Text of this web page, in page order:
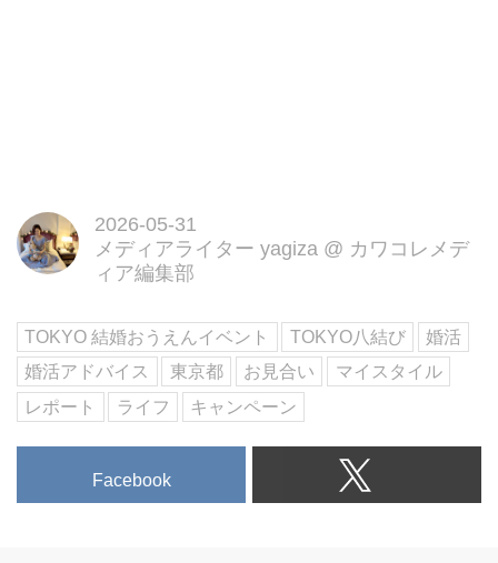
2026-05-31
メディアライター yagiza @ カワコレメデ
ィア編集部
TOKYO 結婚おうえんイベント TOKYO八結び
婚活
婚活アドバイス
東京都 お見合い
マイスタイル
レポート
ライフ キャンペーン
Facebook